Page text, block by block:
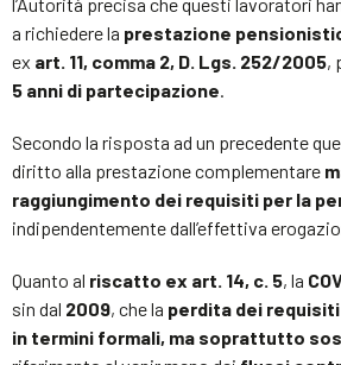
a richiedere la prestazione
ex art. 11, comma 2, D. Lgs. 252/2005,
5 anni di partecipazione.
Secondo la risposta ad un precedente
diritto alla prestazione complementare
raggiungimento dei requisiti per la
indipendentemente dall’effettiva
Quanto al riscatto ex art. 14, c. 5, la
sin dal 2009, che la perdita dei
in termini formali, ma soprattutto